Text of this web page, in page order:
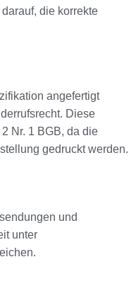
die korrekte
angefertigt
Diese
Nr. 1 BGB, da die
gedruckt werden.
und
unter